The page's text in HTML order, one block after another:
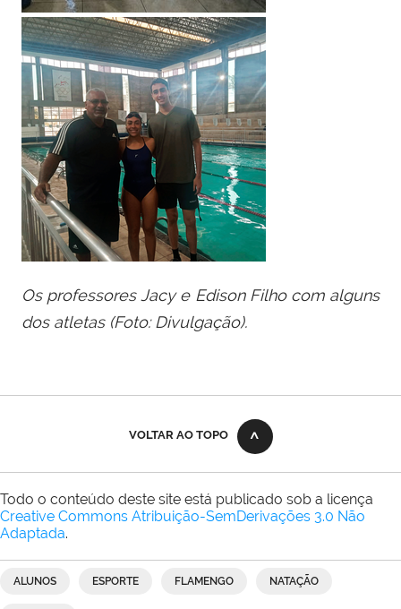
Os professores Jacy e Edison Filho com alguns
dos atletas (Foto: Divulgação).
VOLTAR AO TOPO
Todo o conteúdo deste site está publicado sob a licença
Creative Commons Atribuição-SemDerivações 3.0 Não
Adaptada.
ALUNOS ESPORTE FLAMENGO NATAÇÃO